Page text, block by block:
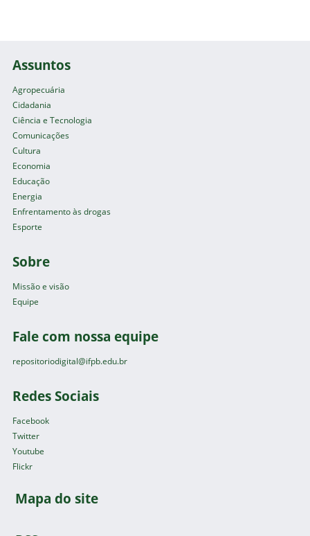
Assuntos
Agropecuária
Cidadania
Ciência e Tecnologia
Comunicações
Cultura
Economia
Educação
Energia
Enfrentamento às drogas
Esporte
Sobre
Missão e visão
Equipe
Fale com nossa equipe
repositoriodigital@ifpb.edu.br
Redes Sociais
Facebook
Twitter
Youtube
Flickr
Mapa do site